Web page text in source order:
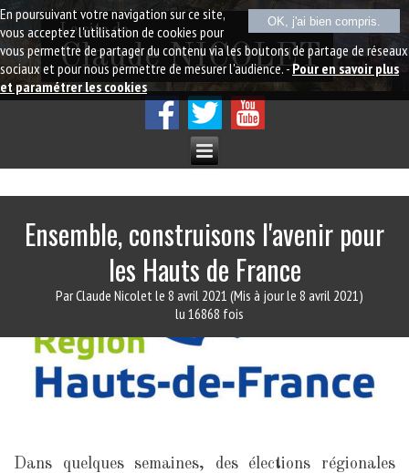
Claude NICOLET
Le site de
Ensemble, construisons l'avenir pour
les Hauts de France
Par Claude Nicoletle 8 avril 2021 (Mis à jour le 8 avril 2021)
lu 16868 fois
Dans quelques semaines, des élections régionales
OK, j'ai bien compris.
En poursuivant votre navigation sur ce site,
vous acceptez l'utilisation de cookies pour
vous permettre de partager du contenu via les boutons de partage de réseaux
sociaux et pour nous permettre de mesurer l'audience. -Pour en savoir plus
et paramétrer les cookies